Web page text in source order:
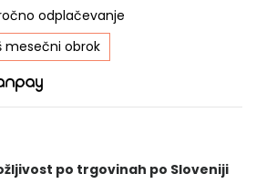
odplačevanje
mesečni obrok
po trgovinah po Sloveniji